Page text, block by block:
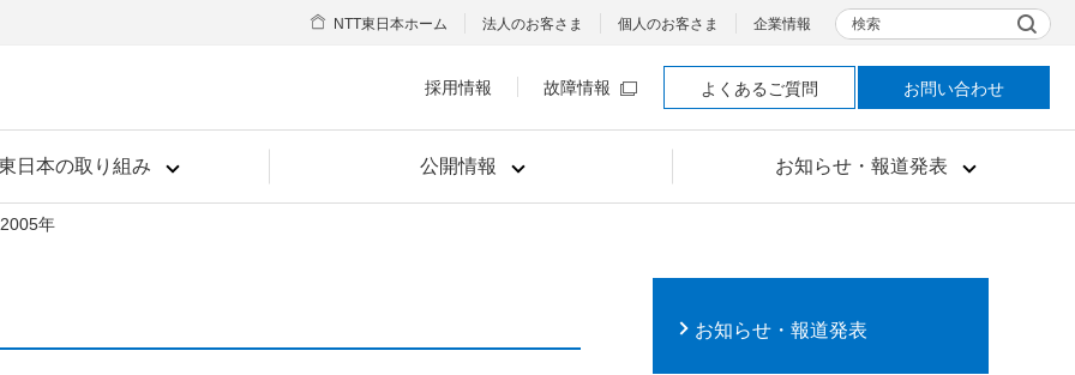
日本の取り組み 公開情報 お知らせ・報道発表
NTT東日本ホーム 法人のお客さま 個人のお客さま 企業情報 検索
採用情報 故障情報 よくあるご質問 お問い合わせ
2005年
お知らせ・報道発表